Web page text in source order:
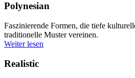
Polynesian
Faszinierende Formen, die tiefe
traditionelle Muster vereinen.
Weiter lesen
Realistic